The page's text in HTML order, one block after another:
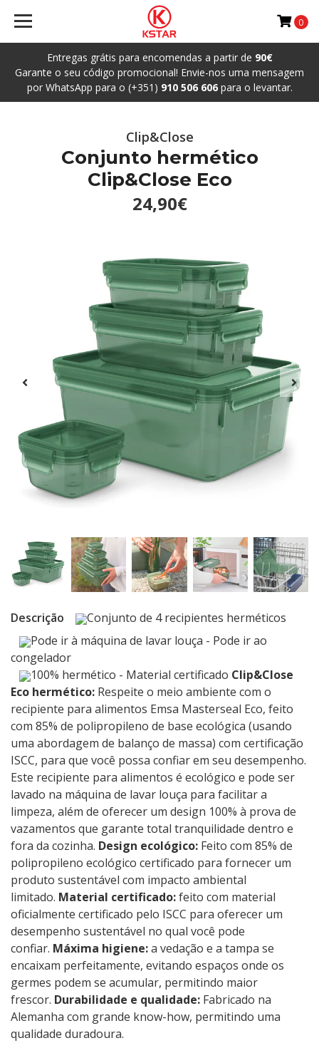
Entregas grátis para encomendas a partir de 90€
Garante o seu código promocional! Envie-nos uma mensagem
por WhatsApp para o (+351) 910 506 606para o levantar.
0
Clip&Close
Conjunto hermético
Clip&Close Eco
24,90€
Descrição
Conjunto de 4 recipientes herméticos
Pode ir à máquina de lavar louça - Pode ir ao
congelador
100% hermético - Material certificado Clip&Close
Eco hermético: Respeite o meio ambiente com o
recipiente para alimentos Emsa Masterseal Eco, feito
com 85% de polipropileno de base ecológica (usando
uma abordagem de balanço de massa) com certificação
ISCC, para que você possa confiar em seu desempenho.
Este recipiente para alimentos é ecológico e pode ser
lavado na máquina de lavar louça para facilitar a
limpeza, além de oferecer um design 100% à prova de
vazamentos que garante total tranquilidade dentro e
fora da cozinha. Design ecológico: Feito com 85% de
polipropileno ecológico certificado para fornecer um
produto sustentável com impacto ambiental
limitado. Material certificado:feito com material
oficialmente certificado pelo ISCC para oferecer um
desempenho sustentável no qual você pode
confiar. Máxima higiene:a vedação e a tampa se
encaixam perfeitamente, evitando espaços onde os
germes podem se acumular, permitindo maior
frescor. Durabilidade e qualidade: Fabricado na
Alemanha com grande know-how, permitindo uma
qualidade duradoura.